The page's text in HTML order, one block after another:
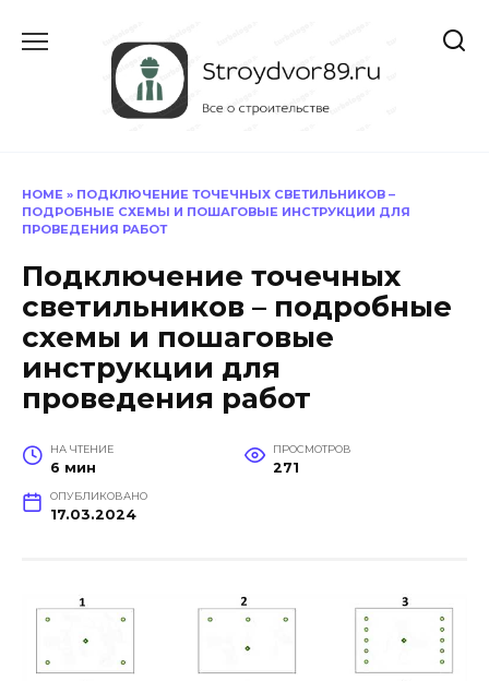
содержанию
HOME » ПОДКЛЮЧЕНИЕ ТОЧЕЧНЫХ СВЕТИЛЬНИКОВ –
ПОДРОБНЫЕ СХЕМЫ И ПОШАГОВЫЕ ИНСТРУКЦИИ ДЛЯ
ПРОВЕДЕНИЯ РАБОТ
Подключение точечных
светильников – подробные
схемы и пошаговые
инструкции для
проведения работ
НА ЧТЕНИЕ
6 мин
ПРОСМОТРОВ
271
ОПУБЛИКОВАНО
17.03.2024